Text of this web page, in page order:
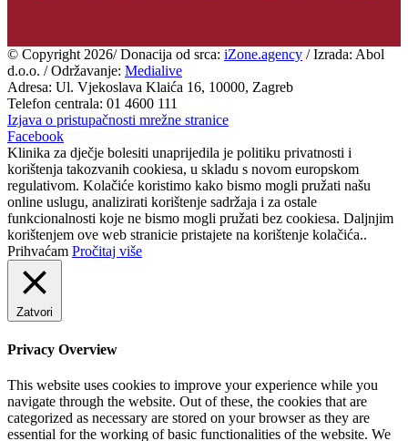
© Copyright 2026/ Donacija od srca: iZone.agency / Izrada: Abol
d.o.o. / Održavanje: Medialive
Adresa: Ul. Vjekoslava Klaića 16, 10000, Zagreb
Telefon centrala: 01 4600 111
Izjava o pristupačnosti mrežne stranice
Facebook
Klinika za dječje bolesiti unaprijedila je politiku privatnosti i
korištenja takozvanih cookiesa, u skladu s novom europskom
regulativom. Kolačiće koristimo kako bismo mogli pružati našu
online uslugu, analizirati korištenje sadržaja i za ostale
funkcionalnosti koje ne bismo mogli pružati bez cookiesa. Daljnjim
korištenjem ove web stranicie pristajete na korištenje kolačića..
Prihvaćam Pročitaj više
Zatvori
Privacy Overview
This website uses cookies to improve your experience while you
navigate through the website. Out of these, the cookies that are
categorized as necessary are stored on your browser as they are
essential for the working of basic functionalities of the website. We